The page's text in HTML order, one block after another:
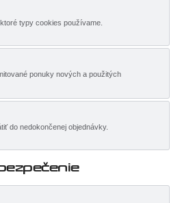
typy cookies používame.
ponuky nových a použitých
do nedokončenej objednávky.